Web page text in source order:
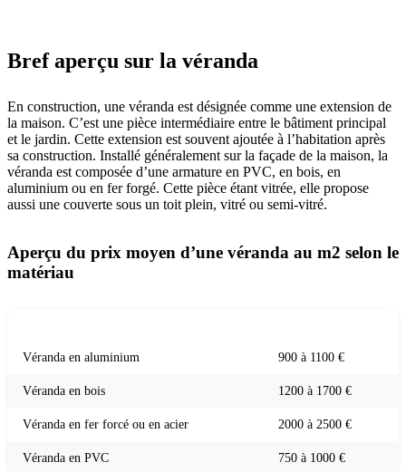
Bref aperçu sur la véranda
En construction, une véranda est désignée comme une extension de
la maison. C’est une pièce intermédiaire entre le bâtiment principal
et le jardin. Cette extension est souvent ajoutée à l’habitation après
sa construction. Installé généralement sur la façade de la maison, la
véranda est composée d’une armature en PVC, en bois, en
aluminium ou en fer forgé. Cette pièce étant vitrée, elle propose
aussi une couverte sous un toit plein, vitré ou semi-vitré.
Aperçu du prix moyen d’une véranda au m2 selon le
matériau
Véranda en aluminium 900 à 1100 €
Véranda en bois 1200 à 1700 €
Véranda en fer forcé ou en acier 2000 à 2500 €
Véranda en PVC 750 à 1000 €